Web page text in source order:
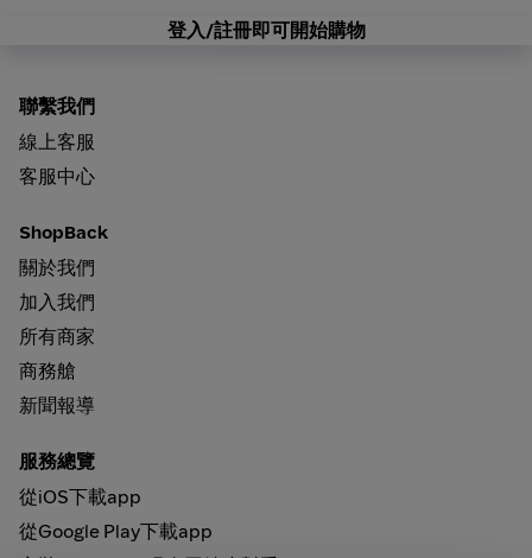
登入/註冊即可開始購物
聯繫我們
線上客服
客服中心
ShopBack
關於我們
加入我們
所有商家
商務艙
新聞報導
服務總覽
從iOS下載app
從Google Play下載app